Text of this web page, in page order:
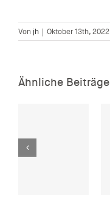
Von jh | Oktober 13th, 2022
Ähnliche Beiträge